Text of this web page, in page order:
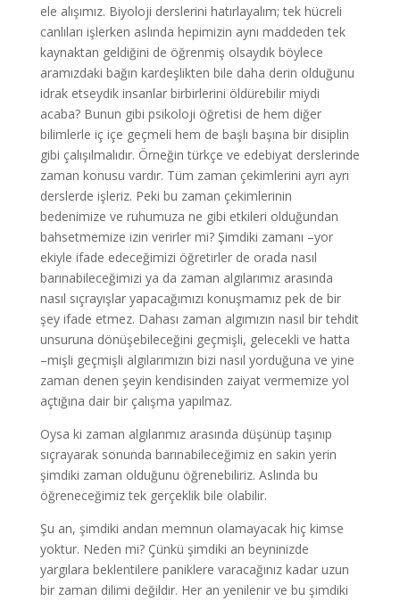
ele alışımız. Biyoloji derslerini hatırlayalım; tek hücreli
canlıları işlerken aslında hepimizin aynı maddeden tek
kaynaktan geldiğini de öğrenmiş olsaydık böylece
aramızdaki bağın kardeşlikten bile daha derin olduğunu
idrak etseydik insanlar birbirlerini öldürebilir miydi
acaba? Bunun gibi psikoloji öğretisi de hem diğer
bilimlerle iç içe geçmeli hem de başlı başına bir disiplin
gibi çalışılmalıdır. Örneğin türkçe ve edebiyat derslerinde
zaman konusu vardır. Tüm zaman çekimlerini ayrı ayrı
derslerde işleriz. Peki bu zaman çekimlerinin
bedenimize ve ruhumuza ne gibi etkileri olduğundan
bahsetmemize izin verirler mi? Şimdiki zamanı –yor
ekiyle ifade edeceğimizi öğretirler de orada nasıl
barınabileceğimizi ya da zaman algılarımız arasında
nasıl sıçrayışlar yapacağımızı konuşmamız pek de bir
şey ifade etmez. Dahası zaman algımızın nasıl bir tehdit
unsuruna dönüşebileceğini geçmişli, gelecekli ve hatta
–mişli geçmişli algılarımızın bizi nasıl yorduğuna ve yine
zaman denen şeyin kendisinden zaiyat vermemize yol
açtığına dair bir çalışma yapılmaz.
Oysa ki zaman algılarımız arasında düşünüp taşınıp
sıçrayarak sonunda barınabileceğimiz en sakin yerin
şimdiki zaman olduğunu öğrenebiliriz. Aslında bu
öğreneceğimiz tek gerçeklik bile olabilir.
Şu an, şimdiki andan memnun olamayacak hiç kimse
yoktur. Neden mi? Çünkü şimdiki an beyninizde
yargılara beklentilere paniklere varacağınız kadar uzun
bir zaman dilimi değildir. Her an yenilenir ve bu şimdiki